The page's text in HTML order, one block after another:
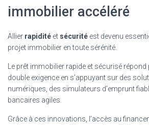
immobilier accéléré
Allier rapidité et sécurité est devenu
projet immobilier en toute sérénité.
Le prêt immobilier rapide et sécurisé
double exigence en s’appuyant sur des
numériques, des simulateurs d’emprunt
bancaires agiles.
Grâce à ces innovations, l’accès au